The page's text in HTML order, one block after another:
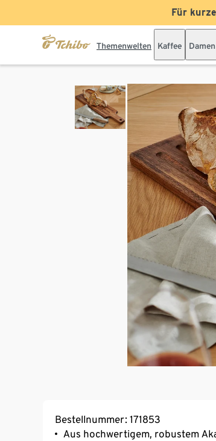
Für
Themenwelten Kaffee Damen
Bestellnummer: 171853
Aus hochwertigem, robustem